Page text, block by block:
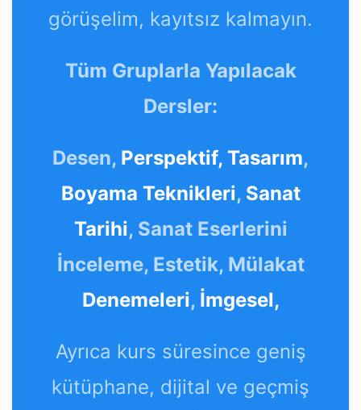
görüşelim, kayıtsız kalmayın.
Tüm Gruplarla Yapılacak
Dersler:
Desen, Perspektif, Tasarım,
Boyama Teknikleri, Sanat
Tarihi, Sanat Eserlerini
İnceleme, Estetik, Mülakat
Denemeleri, İmgesel,
Ayrıca kurs süresince geniş
kütüphane, dijital ve geçmiş